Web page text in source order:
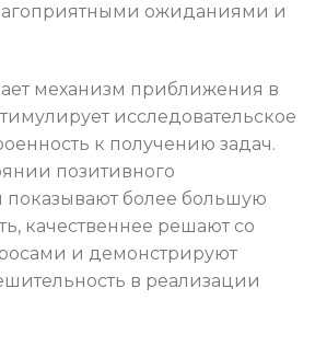
ожиданиями и
механизм приближения в
исследовательское
к получению задач.
позитивного
показывают более большую
качественнее решают со
и демонстрируют
в реализации